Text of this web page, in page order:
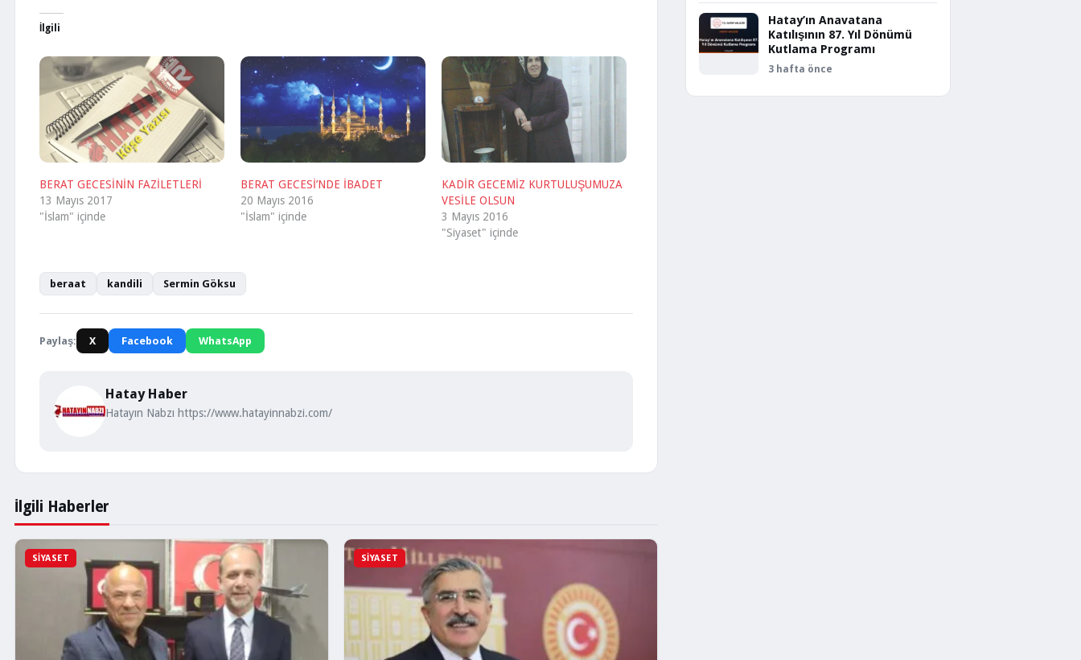
İlgili
BERAT GECESİNİN FAZİLETLERİ
13 Mayıs 2017
"İslam" içinde
BERAT GECESİ’NDE İBADET
20 Mayıs 2016
"İslam" içinde
KADİR GECEMİZ KURTULUŞUMUZA
VESİLE OLSUN
3 Mayıs 2016
"Siyaset" içinde
beraat kandili Sermin Göksu
Paylaş: X Facebook WhatsApp
Hatay Haber
Hatayın Nabzı https://www.hatayinnabzi.com/
İlgili Haberler
SIYASET SIYASET
Hatay’ın Anavatana
Katılışının 87. Yıl Dönümü
Kutlama Programı
3 hafta önce